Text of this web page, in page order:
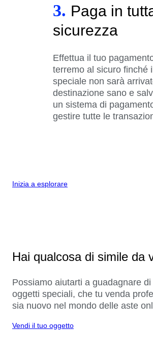
3. Paga in
sicurezza
Effettua il tuo
terremo al sicuro finché
speciale non sarà
destinazione sano e
un sistema di
gestire tutte le
Inizia a esplorare
Hai qualcosa di simile da
Possiamo aiutarti a guadagnare
oggetti speciali, che tu venda
sia nuovo nel mondo delle aste
Vendi il tuo oggetto